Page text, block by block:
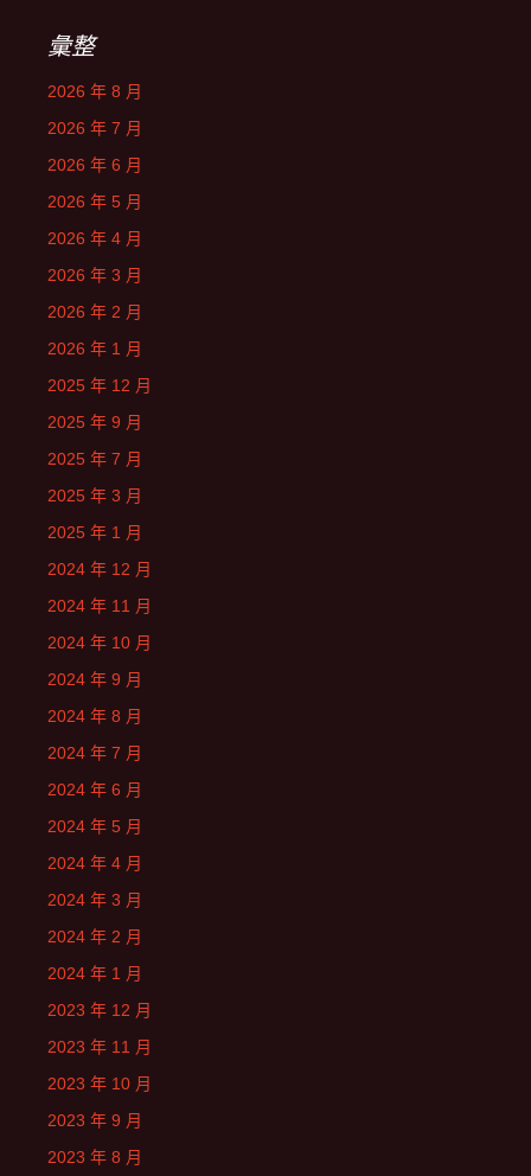
彙整
2026 年 8 月
2026 年 7 月
2026 年 6 月
2026 年 5 月
2026 年 4 月
2026 年 3 月
2026 年 2 月
2026 年 1 月
2025 年 12 月
2025 年 9 月
2025 年 7 月
2025 年 3 月
2025 年 1 月
2024 年 12 月
2024 年 11 月
2024 年 10 月
2024 年 9 月
2024 年 8 月
2024 年 7 月
2024 年 6 月
2024 年 5 月
2024 年 4 月
2024 年 3 月
2024 年 2 月
2024 年 1 月
2023 年 12 月
2023 年 11 月
2023 年 10 月
2023 年 9 月
2023 年 8 月